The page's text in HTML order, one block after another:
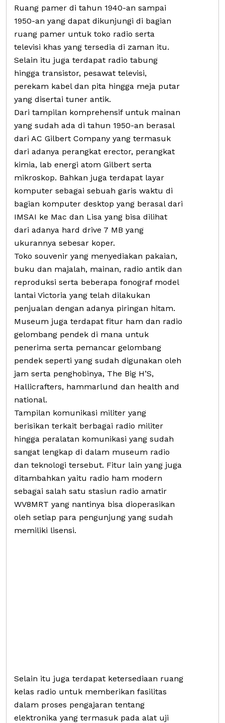
Ruang pamer di tahun 1940-an sampai
1950-an yang dapat dikunjungi di bagian
ruang pamer untuk toko radio serta
televisi khas yang tersedia di zaman itu.
Selain itu juga terdapat radio tabung
hingga transistor, pesawat televisi,
perekam kabel dan pita hingga meja putar
yang disertai tuner antik.
Dari tampilan komprehensif untuk mainan
yang sudah ada di tahun 1950-an berasal
dari AC Gilbert Company yang termasuk
dari adanya perangkat erector, perangkat
kimia, lab energi atom Gilbert serta
mikroskop. Bahkan juga terdapat layar
komputer sebagai sebuah garis waktu di
bagian komputer desktop yang berasal dari
IMSAI ke Mac dan Lisa yang bisa dilihat
dari adanya hard drive 7 MB yang
ukurannya sebesar koper.
Toko souvenir yang menyediakan pakaian,
buku dan majalah, mainan, radio antik dan
reproduksi serta beberapa fonograf model
lantai Victoria yang telah dilakukan
penjualan dengan adanya piringan hitam.
Museum juga terdapat fitur ham dan radio
gelombang pendek di mana untuk
penerima serta pemancar gelombang
pendek seperti yang sudah digunakan oleh
jam serta penghobinya, The Big H’S,
Hallicrafters, hammarlund dan health and
national.
Tampilan komunikasi militer yang
berisikan terkait berbagai radio militer
hingga peralatan komunikasi yang sudah
sangat lengkap di dalam museum radio
dan teknologi tersebut. Fitur lain yang juga
ditambahkan yaitu radio ham modern
sebagai salah satu stasiun radio amatir
WV8MRT yang nantinya bisa dioperasikan
oleh setiap para pengunjung yang sudah
memiliki lisensi.
Selain itu juga terdapat ketersediaan ruang
kelas radio untuk memberikan fasilitas
dalam proses pengajaran tentang
elektronika yang termasuk pada alat uji